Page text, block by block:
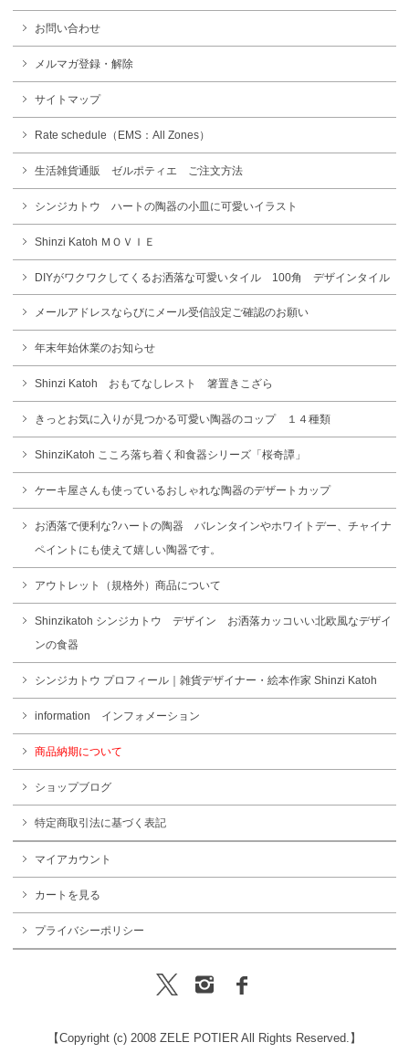
お問い合わせ
メルマガ登録・解除
サイトマップ
Rate schedule（EMS：All Zones）
生活雑貨通販 ゼルポティエ ご注文方法
シンジカトウ ハートの陶器の小皿に可愛いイラスト
Shinzi Katoh ＭＯＶＩＥ
DIYがワクワクしてくるお洒落な可愛いタイル 100角 デザインタイル
メールアドレスならびにメール受信設定ご確認のお願い
年末年始休業のお知らせ
Shinzi Katoh おもてなしレスト 箸置きこざら
きっとお気に入りが見つかる可愛い陶器のコップ １４種類
ShinziKatoh こころ落ち着く和食器シリーズ「桜奇譚」
ケーキ屋さんも使っているおしゃれな陶器のデザートカップ
お洒落で便利な?ハートの陶器 バレンタインやホワイトデー、チャイナ
ペイントにも使えて嬉しい陶器です。
アウトレット（規格外）商品について
Shinzikatoh シンジカトウ デザイン お洒落カッコいい北欧風なデザイ
ンの食器
シンジカトウ プロフィール｜雑貨デザイナー・絵本作家 Shinzi Katoh
information インフォメーション
商品納期について
ショップブログ
特定商取引法に基づく表記
マイアカウント
カートを見る
プライバシーポリシー
【Copyright (c) 2008 ZELE POTIER All Rights Reserved.】